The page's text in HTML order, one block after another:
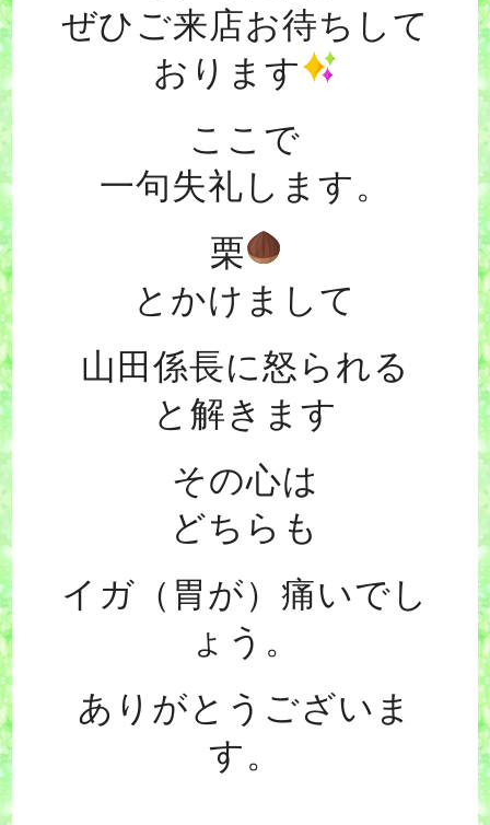
ぜひご来店お待ちして
おります
ここで
一句失礼します。
栗
とかけまして
山田係長に怒られる
と解きます
その心は
どちらも
イガ（胃が）痛いでし
ょう。
ありがとうございま
す。